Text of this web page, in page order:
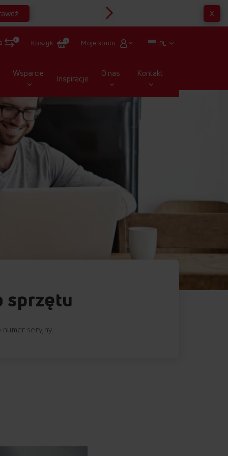
X
0 Koszyk 0 Moje konto PL
Wsparcie Inspiracje O nas Kontakt
sprzętu
seryjny.